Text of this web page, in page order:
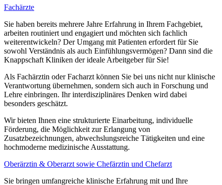
Fachärzte
Sie haben bereits mehrere Jahre Erfahrung in Ihrem Fachgebiet,
arbeiten routiniert und engagiert und möchten sich fachlich
weiterentwickeln? Der Umgang mit Patienten erfordert für Sie
sowohl Verständnis als auch Einfühlungsvermögen? Dann sind die
Knappschaft Kliniken der ideale Arbeitgeber für Sie!
Als Fachärztin oder Facharzt können Sie bei uns nicht nur klinische
Verantwortung übernehmen, sondern sich auch in Forschung und
Lehre einbringen. Ihr interdisziplinäres Denken wird dabei
besonders geschätzt.
Wir bieten Ihnen eine strukturierte Einarbeitung, individuelle
Förderung, die Möglichkeit zur Erlangung von
Zusatzbezeichnungen, abwechslungsreiche Tätigkeiten und eine
hochmoderne medizinische Ausstattung.
Oberärztin & Oberarzt sowie Chefärztin und Chefarzt
Sie bringen umfangreiche klinische Erfahrung mit und Ihre